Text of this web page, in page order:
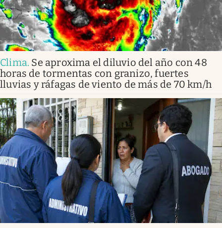
Clima. Se aproxima el diluvio del año con 48
horas de tormentas con granizo, fuertes
lluvias y ráfagas de viento de más de 70 km/h